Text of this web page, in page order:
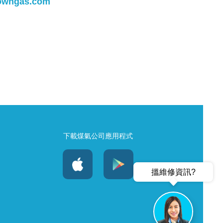
搵維修資訊?
下載煤氣公司應用程式